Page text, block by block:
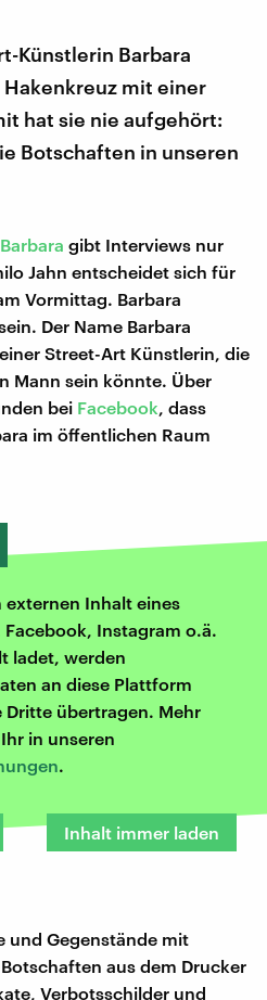
Künstlerin Barbara
mit einer
hat sie nie aufgehört:
Botschaften in unseren
gibt Interviews nur
Jahn entscheidet sich für
Vormittag. Barbara
Der Name Barbara
Street-Art Künstlerin, die
Mann sein könnte. Über
bei Facebook , dass
im öffentlichen Raum
externen Inhalt eines
Instagram o.ä.
ladet, werden
an diese Plattform
übertragen. Mehr
in unseren
.
Inhalt immer laden
und Gegenstände mit
aus dem Drucker
Verbotsschilder und